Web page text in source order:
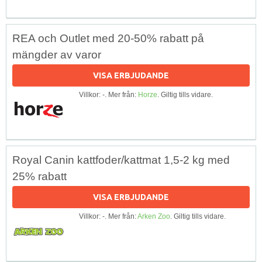
REA och Outlet med 20-50% rabatt på
mängder av varor
VISA ERBJUDANDE
Villkor: -. Mer från: Horze. Giltig tills vidare.
Royal Canin kattfoder/kattmat 1,5-2 kg med
25% rabatt
VISA ERBJUDANDE
Villkor: -. Mer från:Arken Zoo. Giltig tills vidare.